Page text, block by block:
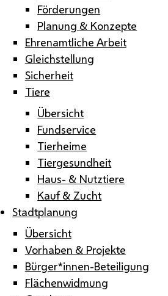
Förderungen
Planung & Konzepte
Ehrenamtliche Arbeit
Gleichstellung
Sicherheit
Tiere
Übersicht
Fundservice
Tierheime
Tiergesundheit
Haus- & Nutztiere
Kauf & Zucht
Stadtplanung
Übersicht
Vorhaben & Projekte
Bürger*innen-Beteiligung
Flächenwidmung